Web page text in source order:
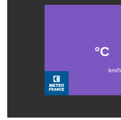
Les réseaux partenaires
L'office de tourisme
Le conseil départemental